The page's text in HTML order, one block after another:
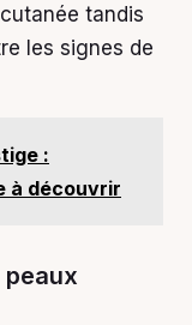
tandis
les signes de
:
à découvrir